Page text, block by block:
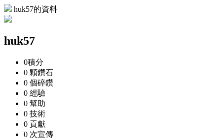
huk57的資料
huk57
0積分
0 顆鑽石
0 個碎鑽
0 經驗
0 幫助
0 技術
0 貢獻
0 次宣傳